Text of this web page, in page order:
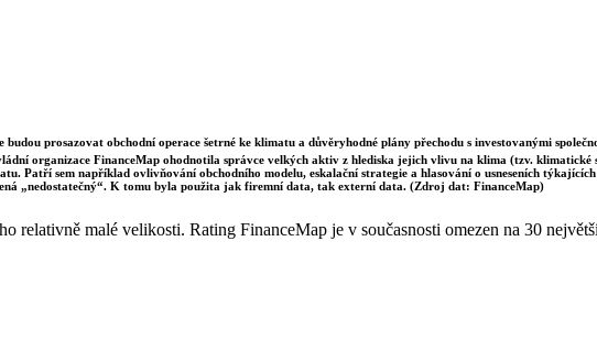
prosazovat obchodní operace šetrné ke klimatu a důvěryhodné plány přechodu s investovanými
organizace FinanceMap ohodnotila správce velkých aktiv z hlediska jejich vlivu na klima (tzv.
Patří sem například ovlivňování obchodního modelu, eskalační strategie a hlasování o usneseních
„nedostatečný“. K tomu byla použita jak firemní data, tak externí data. (Zdroj dat: FinanceMap)
relativně malé velikosti. Rating FinanceMap je v současnosti omezen na 30